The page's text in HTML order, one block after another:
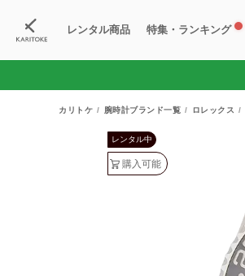
レンタル商品 特集・ランキング
カリトケ 腕時計ブランド一覧 ロレックス
レンタル中
購入可能